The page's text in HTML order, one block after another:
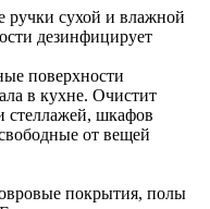
ручки сухой и влажной
дезинфицирует
поверхности
в кухне. Очистит
стеллажей, шкафов
от вещей
покрытия, полы